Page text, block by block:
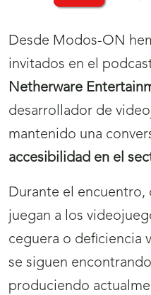
Desde Modos-ON
invitados en el
Netherware
desarrollador de
mantenido una
accesibilidad en el
Durante el encuentro,
juegan a los
ceguera o deficiencia
se siguen
produciendo